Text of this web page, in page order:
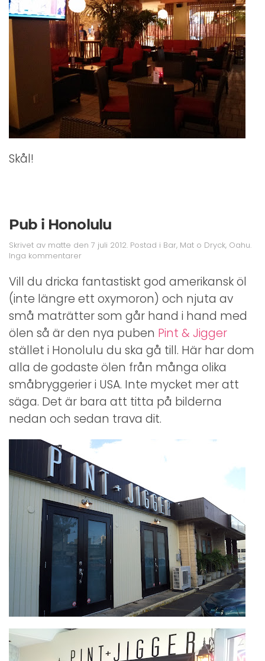
Skål!
Pub i Honolulu
Skrivet av matte den 7 juli 2012. Postad i Bar, Mat o Dryck, Oahu.
Inga kommentarertill
i
Honolulu
Vill du dricka fantastiskt god amerikansk öl
(inte längre ett oxymoron) och njuta av
små maträtter som går hand i hand med
ölen så är den nya puben Pint & Jigger
stället i Honolulu du ska gå till. Här har dom
alla de godaste ölen från många olika
småbryggerier i USA. Inte mycket mer att
säga. Det är bara att titta på bilderna
nedan och sedan trava dit.